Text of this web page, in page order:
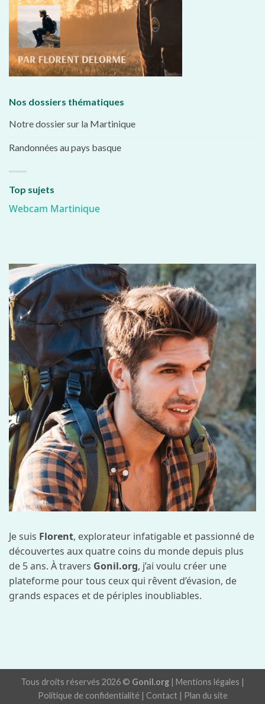
Nos dossiers thématiques
Notre dossier sur la Martinique
Randonnées au pays basque
Top sujets
Webcam Martinique
Je suis Florent, explorateur infatigable et passionné de
découvertes aux quatre coins du monde depuis plus
de 5 ans. À travers Gonil.org, j’ai voulu créer une
plateforme pour tous ceux qui rêvent d’évasion, de
grands espaces et de périples inoubliables.
Tous droits réservés 2026 © Gonil.org | Mentions légales |
Politique de confidentialité | Contact | Plan du site